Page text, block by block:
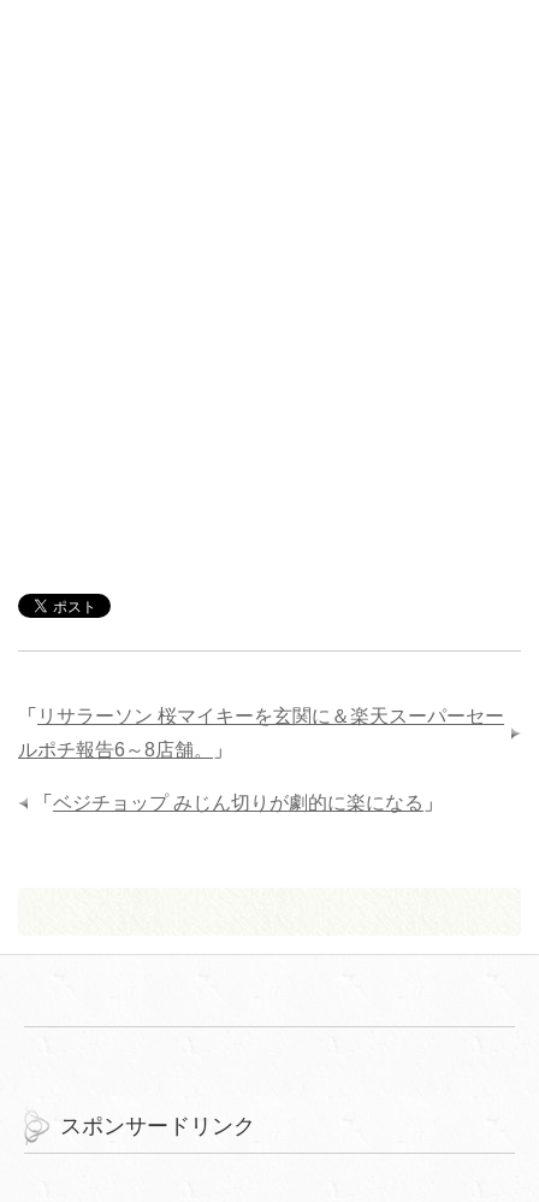
「 リサラーソン 桜マイキーを玄関に＆楽天スーパーセー
ルポチ報告6～8店舗。
」
「 ベジチョップ みじん切りが劇的に楽になる 」
スポンサードリンク